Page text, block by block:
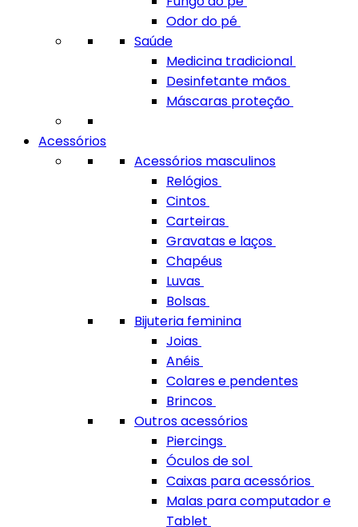
Odor do pé
Saúde
Medicina tradicional
Desinfetante mãos
Máscaras proteção
Acessórios
Acessórios masculinos
Relógios
Cintos
Carteiras
Gravatas e laços
Chapéus
Luvas
Bolsas
Bijuteria feminina
Joias
Anéis
Colares e pendentes
Brincos
Outros acessórios
Piercings
Óculos de sol
Caixas para acessórios
Malas para computador e
Tablet